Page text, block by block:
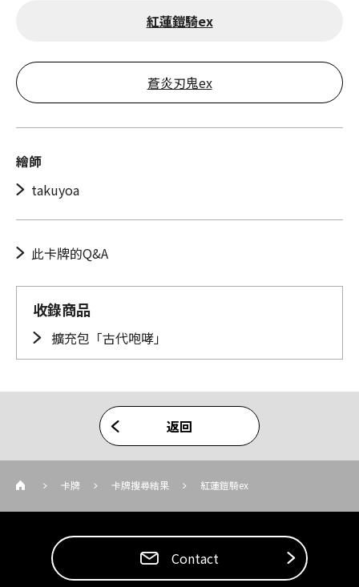
紅蓮鎧騎ex
蒼炎刃鬼ex
繪師
takuyoa
此卡牌的Q&A
收錄商品
擴充包「古代咆哮」
返回
卡牌 卡牌搜尋結果 紅蓮鎧騎ex
Contact